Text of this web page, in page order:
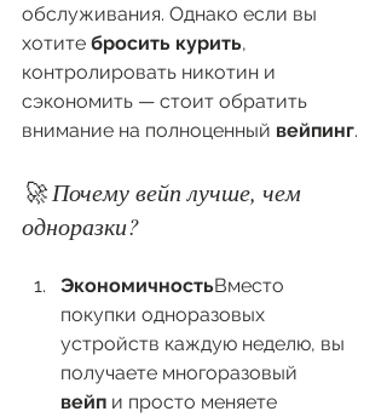
обслуживания. Однако если вы
хотите бросить курить,
контролировать никотин и
сэкономить — стоит обратить
внимание на полноценный вейпинг.
🚀 Почему вейп лучше, чем
одноразки?
ЭкономичностьВместо
покупки одноразовых
устройств каждую неделю, вы
получаете многоразовый
вейп и просто меняете